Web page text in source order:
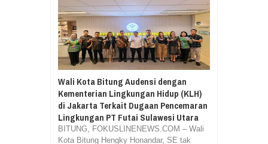
Wali Kota Bitung Audensi dengan
Kementerian Lingkungan Hidup (KLH)
di Jakarta Terkait Dugaan Pencemaran
Lingkungan PT Futai Sulawesi Utara
BITUNG, FOKUSLINENEWS.COM – Wali
Kota Bitung Hengky Honandar, SE tak